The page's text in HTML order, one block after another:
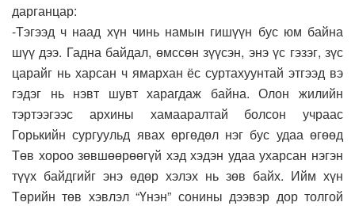
дарганцар:
-Тэгээд ч наад хүн чинь намын гишүүн бус юм байна
шүү дээ. Гадна байдал, өмссөн зүүсэн, энэ үс гэзэг, зүс
царайг нь харсан ч ямархан ёс суртахуунтай этгээд вэ
гэдэг нь нэвт шувт харагдаж байна. Олон жилийн
тэртээгээс архины хамааралтай болсон учраас
Горькийн сургуульд явах өргөдөл нэг бус удаа өгөөд
Төв хороо зөвшөөрөөгүй хэд хэдэн удаа ухарсан нэгэн
түүх байдгийг энэ өдөр хэлэх нь зөв байх. Ийм хүн
Төрийн төв хэвлэл “Үнэн” сонины дээвэр дор толгой